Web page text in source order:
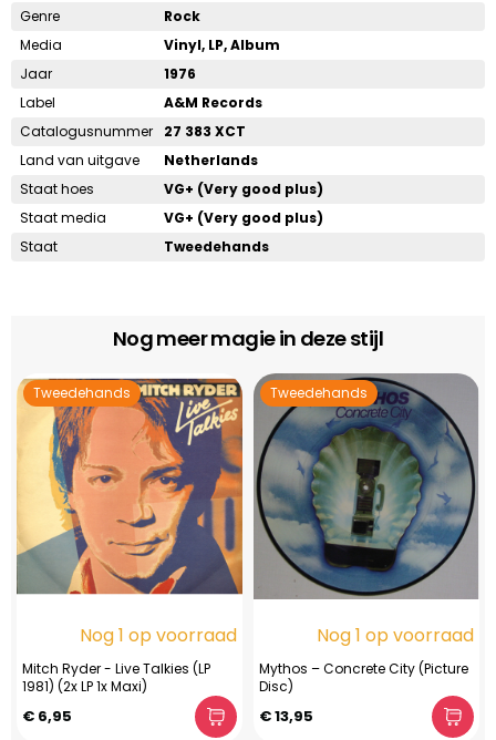
Genre
Rock
Media
Vinyl, LP, Album
Jaar
1976
Label
A&M Records
Catalogusnummer
27 383 XCT
Land van uitgave
Netherlands
Staat hoes
VG+ (Very good plus)
Staat media
VG+ (Very good plus)
Staat
Tweedehands
Nog meer magie in deze stijl
Tweedehands
Nog 1 op voorraad
Mitch Ryder - Live Talkies (LP
1981) (2x LP 1x Maxi)
€ 6,95
Tweedehands
Nog 1 op voorraad
Mythos ‎– Concrete City (Picture
Disc)
€ 13,95